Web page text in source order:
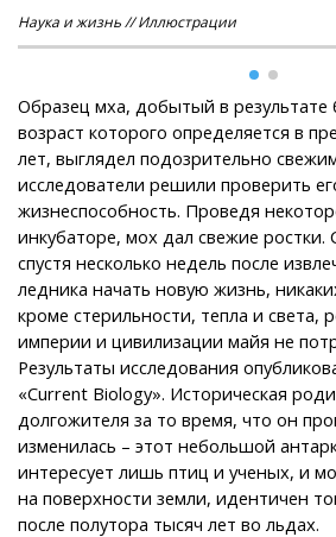
Наука и жизнь // Иллюстрации
Образец мха, добытый в результате
возраст которого определяется в
лет, выглядел подозрительно
исследователи решили проверить
жизнеспособность. Проведя
инкубаторе, мох дал свежие ростки.
спустя несколько недель после
ледника начать новую жизнь,
кроме стерильности, тепла и света,
империи и цивилизации майя не
Результаты исследования
«Current Biology». Историческая
долгожителя за то время, что он
изменилась – этот небольшой
интересует лишь птиц и ученых, и
на поверхности земли, идентичен
после полутора тысяч лет во льдах.